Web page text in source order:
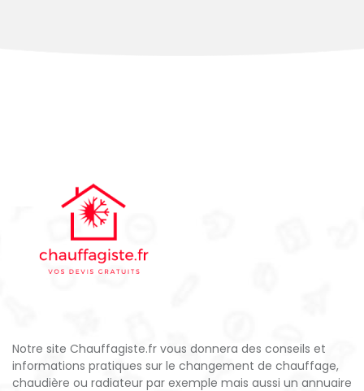
Notre site Chauffagiste.fr vous donnera des conseils et
informations pratiques sur le changement de chauffage,
chaudière ou radiateur par exemple mais aussi un annuaire